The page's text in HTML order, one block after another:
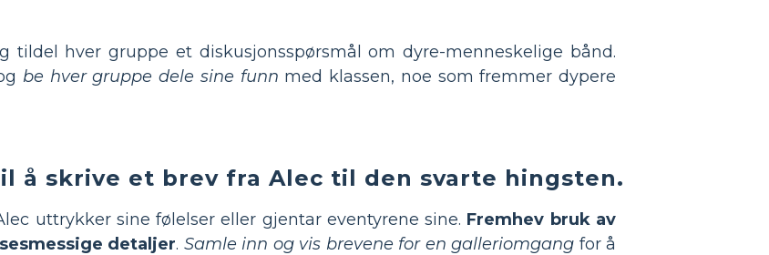
tildel hver gruppe et diskusjonsspørsmål om dyre-menneskelige bånd.
be hver gruppe dele sine funn med klassen, noe som fremmer dypere
å skrive et brev fra Alec til den svarte hingsten.
uttrykker sine følelser eller gjentar eventyrene sine. Fremhev bruk av
detaljer. Samle inn og vis brevene for en galleriomgang for å